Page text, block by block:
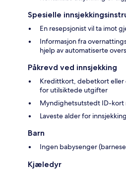
Spesielle
En resepsjonist vil ta imot
Informasjon fra
hjelp av automatiserte
Påkrevd ved innsjekking
Kredittkort, debetkort eller
for utilsiktede utgifter
Myndighetsutstedt ID-
Laveste alder for
Barn
Ingen babysenger
Kjæledyr